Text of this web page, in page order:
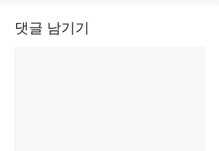
댓글 남기기